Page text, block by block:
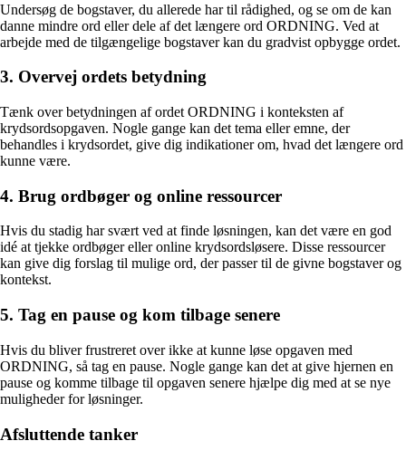
Undersøg de bogstaver, du allerede har til rådighed, og se om de kan
danne mindre ord eller dele af det længere ord ORDNING. Ved at
arbejde med de tilgængelige bogstaver kan du gradvist opbygge ordet.
3. Overvej ordets betydning
Tænk over betydningen af ordet ORDNING i konteksten af
krydsordsopgaven. Nogle gange kan det tema eller emne, der
behandles i krydsordet, give dig indikationer om, hvad det længere ord
kunne være.
4. Brug ordbøger og online ressourcer
Hvis du stadig har svært ved at finde løsningen, kan det være en god
idé at tjekke ordbøger eller online krydsordsløsere. Disse ressourcer
kan give dig forslag til mulige ord, der passer til de givne bogstaver og
kontekst.
5. Tag en pause og kom tilbage senere
Hvis du bliver frustreret over ikke at kunne løse opgaven med
ORDNING, så tag en pause. Nogle gange kan det at give hjernen en
pause og komme tilbage til opgaven senere hjælpe dig med at se nye
muligheder for løsninger.
Afsluttende tanker